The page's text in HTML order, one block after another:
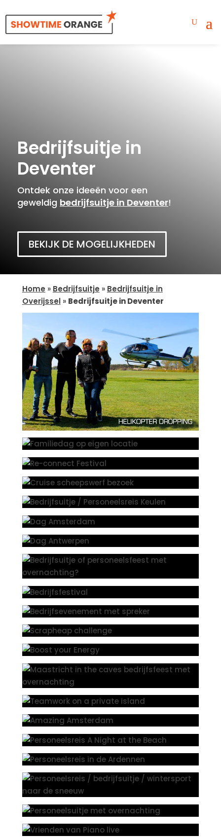
Bedrijfsuitje in
Deventer
Ontdek onze ideeën voor een
geweldig bedrijfsuitje in Deventer!
BEKIJK DE MOGELIJKHEDEN
Home » Bedrijfsuitje » Bedrijfsuitje in
Overijssel» Bedrijfsuitje in Deventer